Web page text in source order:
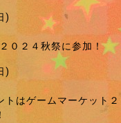
)
０２４秋祭に参加！
)
はゲームマーケット２